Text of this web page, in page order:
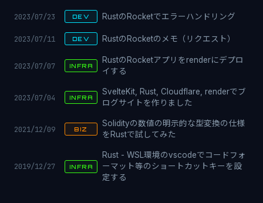
2023/07/23 DEV RustのRocketでエラーハンドリング
2023/07/11 DEV RustのRocketのメモ（リクエスト）
2023/07/07 INFRA
RustのRocketアプリをrenderにデプロ
イする
2023/07/04 INFRA
SvelteKit, Rust, Cloudflare, renderでブ
ログサイトを作りました
2021/12/09 BIZ
Solidityの数値の明示的な型変換の仕様
をRustで試してみた
2019/12/27 INFRA
Rust - WSL環境のvscodeでコードフォ
ーマット等のショートカットキーを設
定する